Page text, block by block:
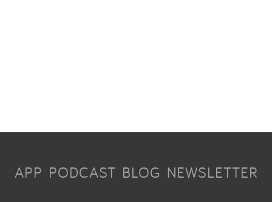
APP PODCAST BLOG NEWSLETTER